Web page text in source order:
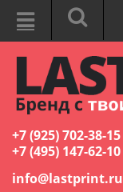
+7 (925) 702-38-15
+7 (495) 147-62-10
info@lastprint.ru